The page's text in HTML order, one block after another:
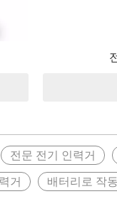
전문 전기 인력거
거 배터리로 작